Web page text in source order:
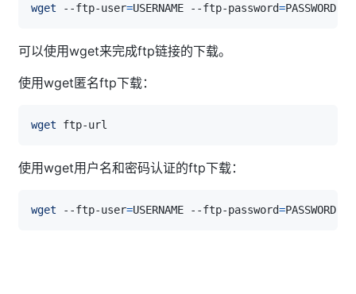
wget --ftp-user=USERNAME --ftp-password=
可以使用wget来完成ftp链接的下载。
使用wget匿名ftp下载：
wget
使用wget用户名和密码认证的ftp下载：
wget --ftp-user=USERNAME --ftp-password=